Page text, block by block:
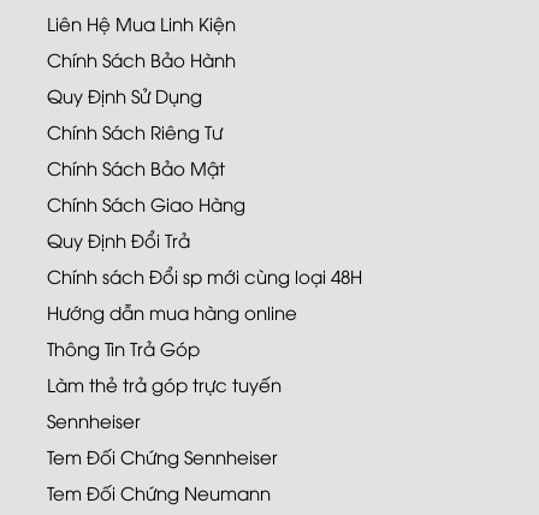
Liên Hệ Mua Linh Kiện
Chính Sách Bảo Hành
Quy Định Sử Dụng
Chính Sách Riêng Tư
Chính Sách Bảo Mật
Chính Sách Giao Hàng
Quy Định Đổi Trả
Chính sách Đổi sp mới cùng loại 48H
Hướng dẫn mua hàng online
Thông Tin Trả Góp
Làm thẻ trả góp trực tuyến
Sennheiser
Tem Đối Chứng Sennheiser
Tem Đối Chứng Neumann